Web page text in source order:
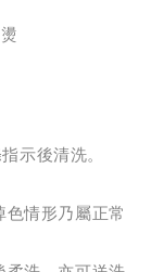
示後清洗。
情形乃屬正常